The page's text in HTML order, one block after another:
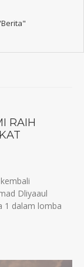
RAIH
Dliyaaul
1 dalam lomba